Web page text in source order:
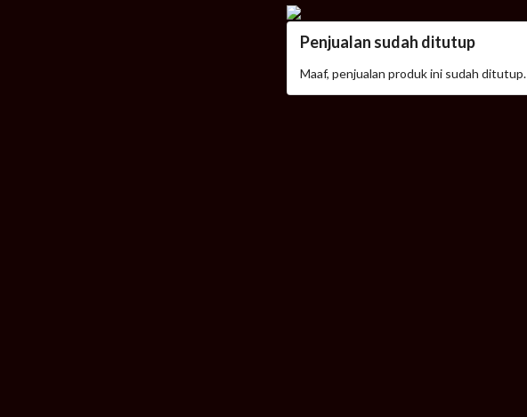
Penjualan sudah ditutup
Maaf, penjualan produk ini sudah ditutup.